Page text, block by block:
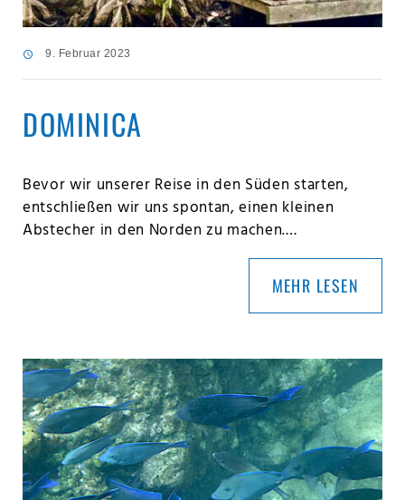
9. Februar 2023
DOMINICA
Bevor wir unserer Reise in den Süden starten,
entschließen wir uns spontan, einen kleinen
Abstecher in den Norden zu machen.…
MEHR LESEN